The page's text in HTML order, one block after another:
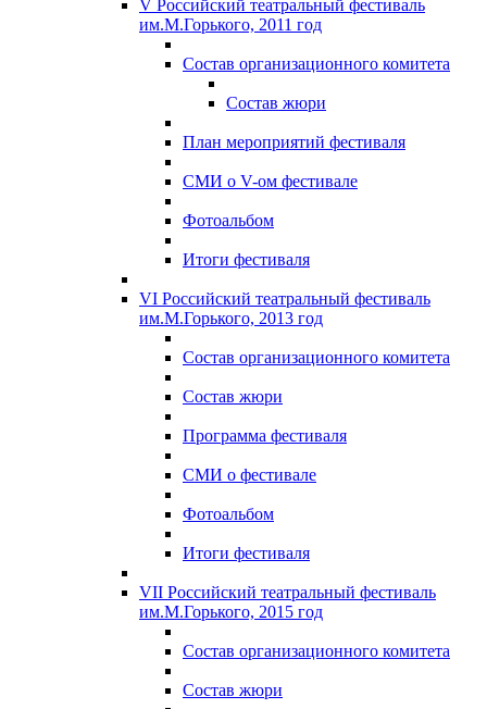
V Российский театральный фестиваль
им.М.Горького, 2011 год
Состав организационного комитета
Состав жюри
План мероприятий фестиваля
СМИ о V-ом фестивале
Фотоальбом
Итоги фестиваля
VI Российский театральный фестиваль
им.М.Горького, 2013 год
Состав организационного комитета
Состав жюри
Программа фестиваля
СМИ о фестивале
Фотоальбом
Итоги фестиваля
VII Российский театральный фестиваль
им.М.Горького, 2015 год
Состав организационного комитета
Состав жюри